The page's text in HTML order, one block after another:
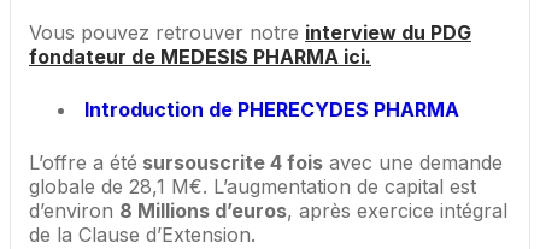
Vous pouvez retrouver notre interview du PDG
fondateur de MEDESIS PHARMA ici.
Introduction de PHERECYDES PHARMA
L’offre a été sursouscrite 4 fois avec une demande
globale de 28,1 M€. L’augmentation de capital est
d’environ 8 Millions d’euros, après exercice intégral
de la Clause d’Extension.